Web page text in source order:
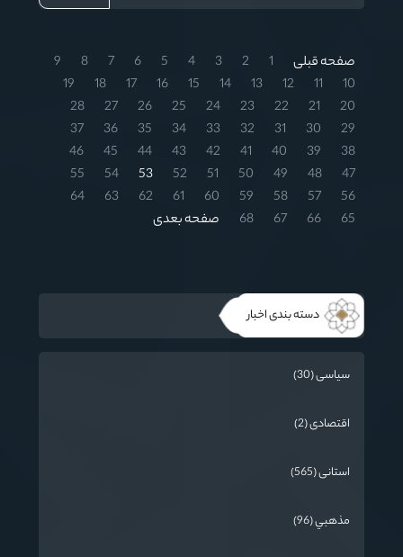
صفحه قبلی 1
2
3
4
5
6
7
8
9
10
11
12
13
14
15
16
17
18
19
20
21
22
23
24
25
26
27
28
29
30
31
32
33
34
35
36
37
38
39
40
41
42
43
44
45
46
47
48
49
50
51
52
53
54
55
56
57
58
59
60
61
62
63
64
65
66
67
68 صفحه بعدی
دسته بندی اخبار
سیاسی (30)
اقتصادی (2)
استانی (565)
مذهبي (96)